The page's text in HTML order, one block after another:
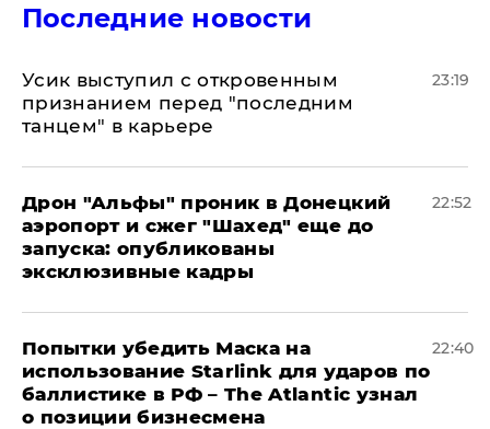
Последние новости
Усик выступил с откровенным
признанием перед "последним
танцем" в карьере
23:19
Дрон "Альфы" проник в Донецкий
аэропорт и сжег "Шахед" еще до
запуска: опубликованы
эксклюзивные кадры
22:52
Попытки убедить Маска на
использование Starlink для ударов по
баллистике в РФ – The Atlantic узнал
о позиции бизнесмена
22:40